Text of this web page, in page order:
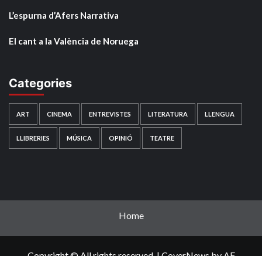
L’espurna d’Afers Narrativa
El cant a la València de Noruega
Categories
ART CINEMA ENTREVISTES LITERATURA LLENGUA
LLIBRERIES MÚSICA OPINIÓ TEATRE
Home